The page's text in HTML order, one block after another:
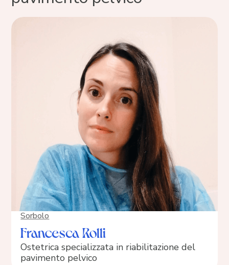
Sorbolo
Francesca Rolli
Ostetrica specializzata in riabilitazione del
pavimento pelvico